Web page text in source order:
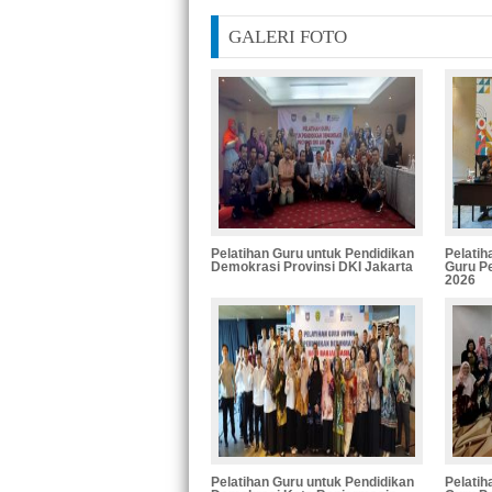
GALERI FOTO
Pelatihan Guru untuk Pendidikan
Demokrasi Provinsi DKI Jakarta
Guru
2026
Pelatihan Guru untuk Pendidikan